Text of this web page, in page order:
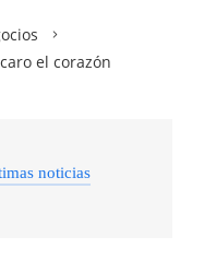
el corazón
noticias